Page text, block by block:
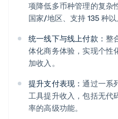
项降低多币种管理的复杂
国家/地区、支持 135 种以
统一线下与线上付款： 整
体化商务体验，实现个性
加收入。
提升支付表现：通过一系
工具提升收入，包括无代
率的高级功能。
阿联酋
爱尔兰
English
爱沙尼亚
English